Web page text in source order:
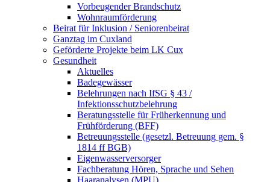
Vorbeugender Brandschutz
Wohnraumförderung
Beirat für Inklusion / Seniorenbeirat
Ganztag im Cuxland
Geförderte Projekte beim LK Cux
Gesundheit
Aktuelles
Badegewässer
Belehrungen nach IfSG § 43 /
Infektionsschutzbelehrung
Beratungsstelle für Früherkennung und
Frühförderung (BFF)
Betreuungsstelle (gesetzl. Betreuung gem. §
1814 ff BGB)
Eigenwasserversorger
Fachberatung Hören, Sprache und Sehen
Haaranalysen (MPU)